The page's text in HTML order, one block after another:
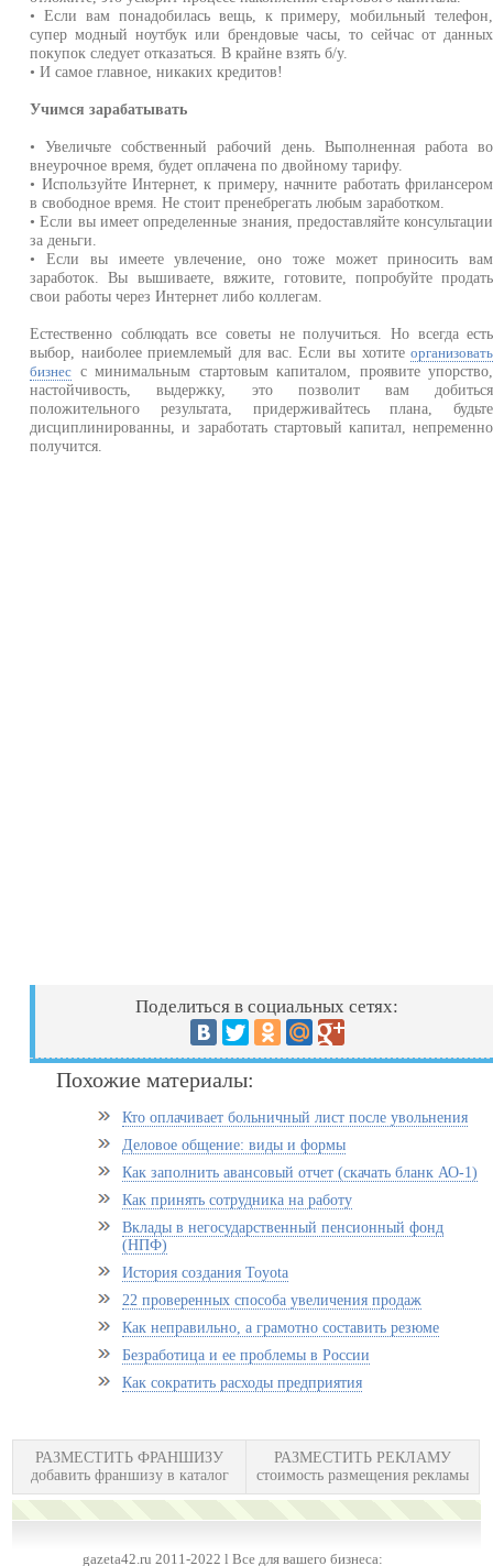
• Если вам понадобилась вещь, к примеру, мобильный телефон,
супер модный ноутбук или брендовые часы, то сейчас от данных
покупок следует отказаться. В крайне взять б/у.
• И самое главное, никаких кредитов!
Учимся зарабатывать
• Увеличьте собственный рабочий день. Выполненная работа во
внеурочное время, будет оплачена по двойному тарифу.
• Используйте Интернет, к примеру, начните работать фрилансером
в свободное время. Не стоит пренебрегать любым заработком.
• Если вы имеет определенные знания, предоставляйте консультации
за деньги.
• Если вы имеете увлечение, оно тоже может приносить вам
заработок. Вы вышиваете, вяжите, готовите, попробуйте продать
свои работы через Интернет либо коллегам.
Естественно соблюдать все советы не получиться. Но всегда есть
выбор, наиболее приемлемый для вас. Если вы хотитеорганизовать
бизнес с минимальным стартовым капиталом, проявите упорство,
настойчивость, выдержку, это позволит вам добиться
положительного результата, придерживайтесь плана, будьте
дисциплинированны, и заработать стартовый капитал, непременно
получится.
Поделиться в социальных сетях:
Похожие материалы:
Кто оплачивает больничный лист после увольнения
Деловое общение: виды и формы
Как заполнить авансовый отчет (скачать бланк АО-1)
Как принять сотрудника на работу
Вклады в негосударственный пенсионный фонд
(НПФ)
История создания Toyota
22 проверенных способа увеличения продаж
Как неправильно, а грамотно составить резюме
Безработица и ее проблемы в России
Как сократить расходы предприятия
РАЗМЕСТИТЬ ФРАНШИЗУ
добавить франшизу в каталог
РАЗМЕСТИТЬ РЕКЛАМУ
стоимость размещения рекламы
gazeta42.ru 2011-2022 l Все для вашего бизнеса: